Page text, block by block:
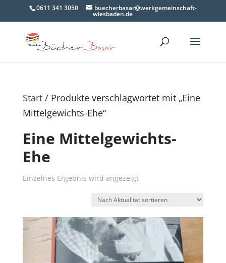
0611 341 3050 buecherbasar@werkgemeinschaft-
wiesbaden.de
Start/ Produkte verschlagwortet mit „Eine
Mittelgewichts-Ehe“
Eine Mittelgewichts-
Ehe
Einzelnes Ergebnis wird angezeigt